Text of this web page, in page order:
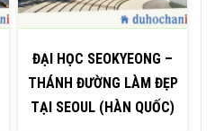
ĐẠI HỌC SEOKYEONG –
THÁNH ĐƯỜNG LÀM ĐẸP
TẠI SEOUL (HÀN QUỐC)